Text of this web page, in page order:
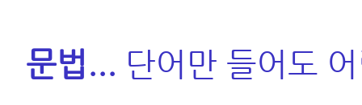
문법... 단어만 들어도